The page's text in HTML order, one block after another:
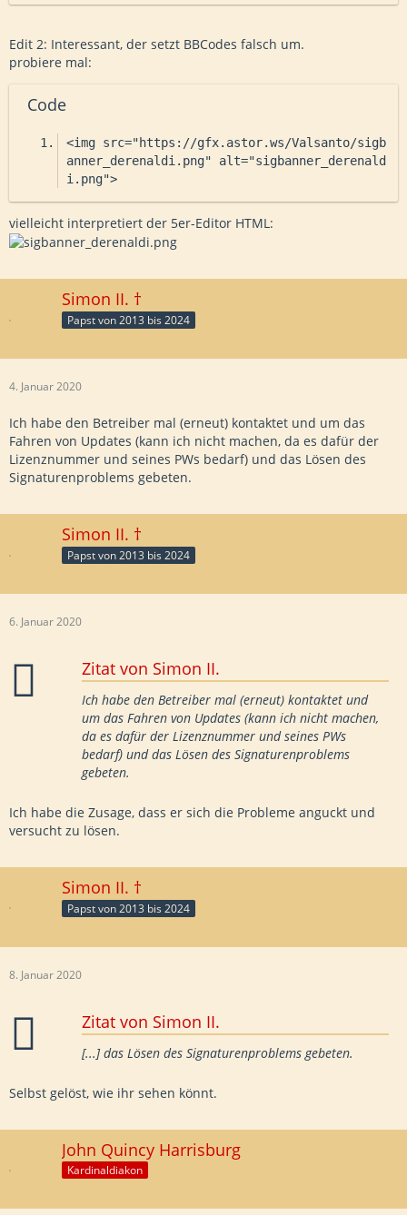
Edit 2: Interessant, der setzt BBCodes falsch um.
probiere mal:
Code
<img src="https://gfx.astor.ws/Valsanto/sigb
anner_derenaldi.png" alt="sigbanner_derenald
i.png">
vielleicht interpretiert der 5er-Editor HTML:
Simon II. †
Papst von 2013 bis 2024
4. Januar 2020
Ich habe den Betreiber mal (erneut) kontaktet und um das
Fahren von Updates (kann ich nicht machen, da es dafür der
Lizenznummer und seines PWs bedarf) und das Lösen des
Signaturenproblems gebeten.
Simon II. †
Papst von 2013 bis 2024
6. Januar 2020
Zitat von Simon II.
Ich habe den Betreiber mal (erneut) kontaktet und
um das Fahren von Updates (kann ich nicht machen,
da es dafür der Lizenznummer und seines PWs
bedarf) und das Lösen des Signaturenproblems
gebeten.
Ich habe die Zusage, dass er sich die Probleme anguckt und
versucht zu lösen.
Simon II. †
Papst von 2013 bis 2024
8. Januar 2020
Zitat von Simon II.
[...] das Lösen des Signaturenproblems gebeten.
Selbst gelöst, wie ihr sehen könnt.
John Quincy Harrisburg
Kardinaldiakon